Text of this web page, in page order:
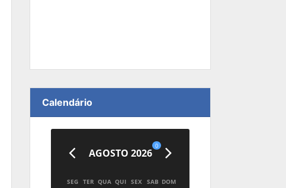
Calendário
AGOSTO 2026
0
SEG TER QUA QUI SEX SAB DOM